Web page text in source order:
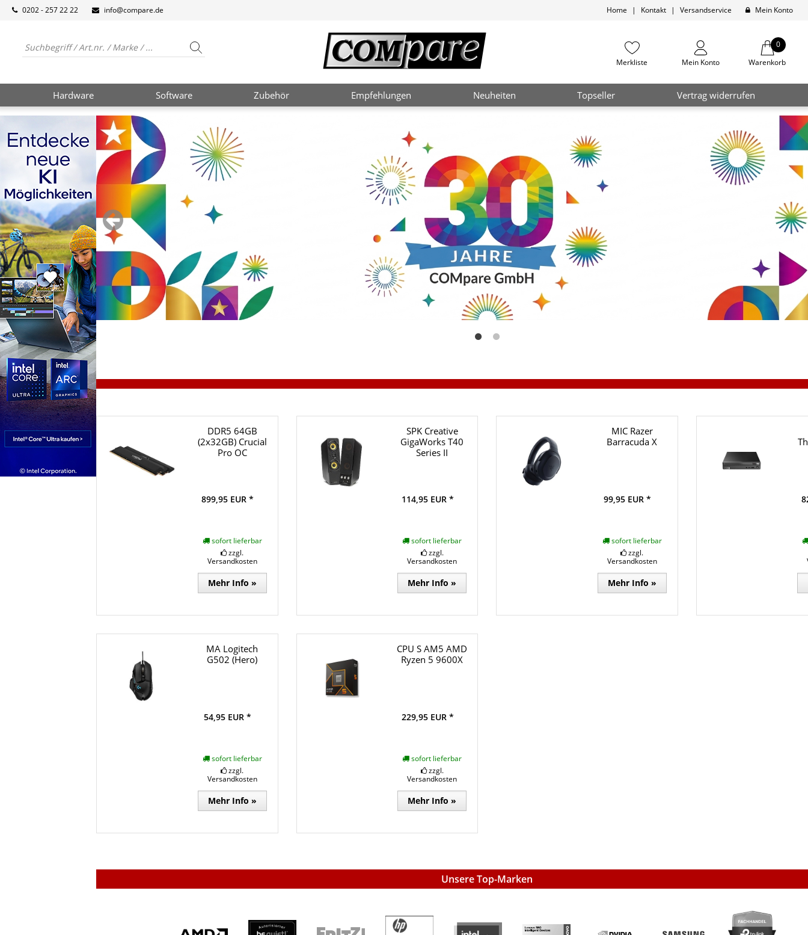
0202 - 257 22 22 info@compare.de Home | Kontakt | Versandservice Mein Konto
Merkliste Mein Konto
0
Warenkorb
Hardware Software Zubehör Empfehlungen Neuheiten Topseller Vertrag widerrufen
DDR5 64GB
(2x32GB) Crucial
Pro OC
899,95 EUR *
sofort lieferbar
zzgl.
Versandkosten
Mehr Info »
SPK Creative
GigaWorks T40
Series II
114,95 EUR *
sofort lieferbar
zzgl.
Versandkosten
Mehr Info »
MIC Razer
Barracuda X
99,95 EUR *
sofort lieferbar
zzgl.
Versandkosten
Mehr Info »
MA Logitech
G502 (Hero)
54,95 EUR *
sofort lieferbar
zzgl.
Versandkosten
Mehr Info »
CPU S AM5 AMD
Ryzen 5 9600X
229,95 EUR *
sofort lieferbar
zzgl.
Versandkosten
Mehr Info »
Unsere Top-Marken